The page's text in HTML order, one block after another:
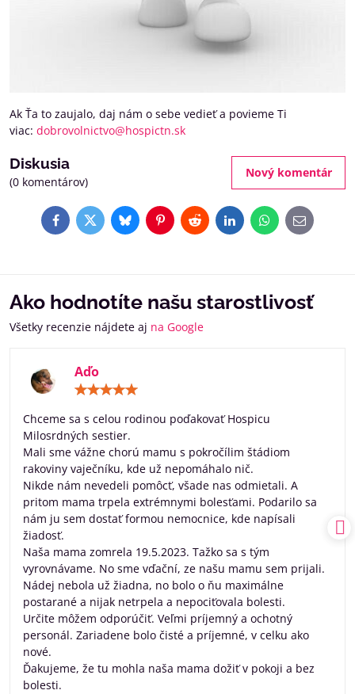
Ak Ťa to zaujalo, daj nám o sebe vedieť a povieme Ti
viac: dobrovolnictvo@hospictn.sk
Diskusia
(0 komentárov)
Nový komentár
FacebookTwitterBlueskyPinterestRedditLinkedInWhatsApp
E-
mail
Ako hodnotíte našu starostlivosť
Všetky recenzie nájdete aj na Google
Aďo
5
Chceme sa s celou rodinou poďakovať Hospicu
Milosrdných sestier.
Mali sme vážne chorú mamu s pokročílim štádiom
rakoviny vaječníku, kde už nepomáhalo nič.
Nikde nám nevedeli pomôcť, všade nas odmietali. A
pritom mama trpela extrémnymi bolesťami. Podarilo sa
nám ju sem dostať formou nemocnice, kde napísali
žiadosť.
Naša mama zomrela 19.5.2023. Tažko sa s tým
vyrovnávame. No sme vďační, ze našu mamu sem prijali.
Nádej nebola už žiadna, no bolo o ňu maximálne
postarané a nijak netrpela a nepociťovala bolesti.
Určite môžem odporúčiť. Veľmi príjemný a ochotný
personál. Zariadene bolo čisté a príjemné, v celku ako
nové.
Ďakujeme, že tu mohla naša mama dožiť v pokoji a bez
bolesti.